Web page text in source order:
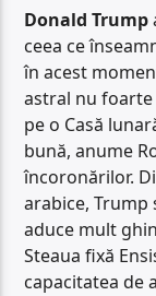
Donald Trump
ceea ce
în acest
astral nu
pe o Casă
bună, anume
încoronărilor.
arabice, Trump
aduce mult
Steaua fixă
capacitatea de